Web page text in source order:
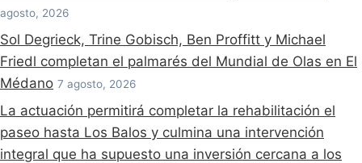
agosto, 2026
Sol Degrieck, Trine Gobisch, Ben Proffitt y Michael
Friedl completan el palmarés del Mundial de Olas en El
Médano 7 agosto, 2026
La actuación permitirá completar la rehabilitación el
paseo hasta Los Balos y culmina una intervención
integral que ha supuesto una inversión cercana a los